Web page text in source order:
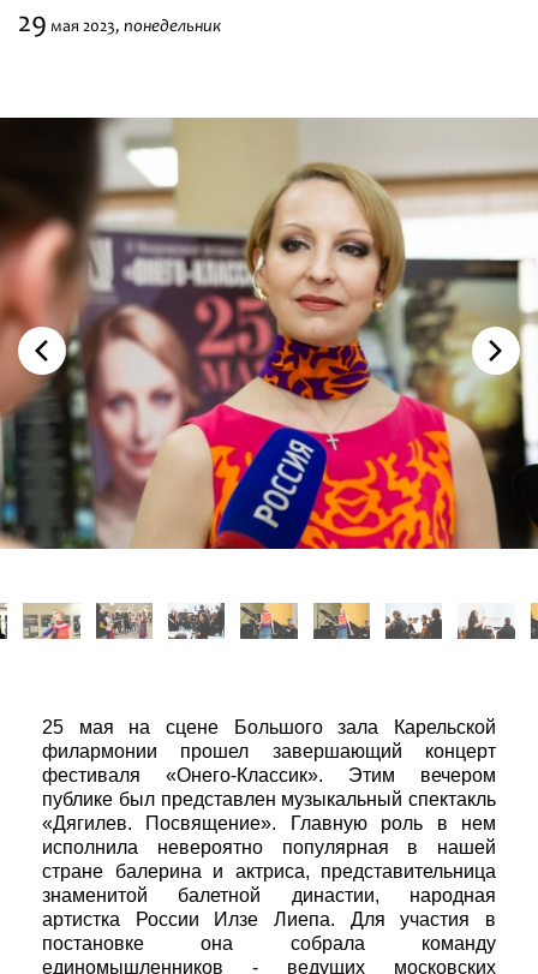
Абонементы
Новости
Контакты
29 мая 2023, понедельник
25 мая на сцене Большого зала Карельской
филармонии прошел завершающий концерт
фестиваля «Онего-Классик». Этим вечером
публике был представлен музыкальный спектакль
«Дягилев. Посвящение». Главную роль в нем
исполнила невероятно популярная в нашей
стране балерина и актриса, представительница
знаменитой балетной династии, народная
артистка России Илзе Лиепа. Для участия в
постановке она собрала команду
единомышленников - ведущих московских